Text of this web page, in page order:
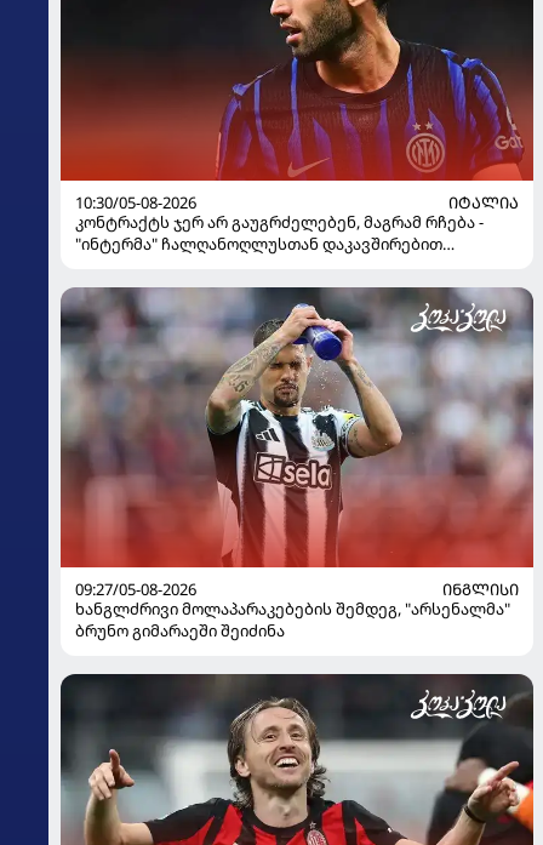
10:30/05-08-2026
ᲘᲢᲐᲚᲘᲐ
კონტრაქტს ჯერ არ გაუგრძელებენ, მაგრამ რჩება -
"ინტერმა" ჩალღანოღლუსთან დაკავშირებით
09:27/05-08-2026
ᲘᲜᲒᲚᲘᲡᲘ
ხანგლძრივი მოლაპარაკებების შემდეგ, "არსენალმა"
ბრუნო გიმარაეში შეიძინა